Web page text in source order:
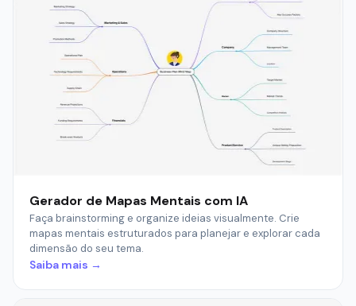
Gerador de Mapas Mentais com IA
Faça brainstorming e organize ideias visualmente. Crie
mapas mentais estruturados para planejar e explorar cada
dimensão do seu tema.
Saiba mais →